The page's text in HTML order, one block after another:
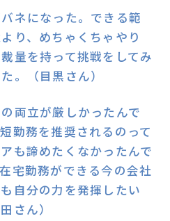
ネになった。できる範
り、めちゃくちゃやり
量を持って挑戦をしてみ
。（目黒さん）
両立が厳しかったんで
勤務を推奨されるのって
も諦めたくなかったんで
宅勤務ができる今の会社
自分の力を発揮したい
さん）